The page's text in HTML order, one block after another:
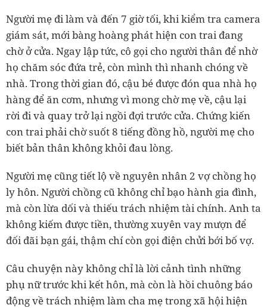
Người mẹ đi làm và đến 7 giờ tối, khi kiểm tra camera
giám sát, mới bàng hoàng phát hiện con trai đang
chờ ở cửa. Ngay lập tức, cô gọi cho người thân để nhờ
họ chăm sóc đứa trẻ, còn mình thì nhanh chóng về
nhà. Trong thời gian đó, cậu bé được đón qua nhà họ
hàng để ăn cơm, nhưng vì mong chờ mẹ về, cậu lại
rời đi và quay trở lại ngồi đợi trước cửa. Chứng kiến
con trai phải chờ suốt 8 tiếng đồng hồ, người mẹ cho
biết bản thân không khỏi đau lòng.
Người mẹ cũng tiết lộ về nguyên nhân 2 vợ chồng họ
ly hôn. Người chồng cũ không chỉ bạo hành gia đình,
mà còn lừa dối và thiếu trách nhiệm tài chính. Anh ta
không kiếm được tiền, thường xuyên vay mượn để
đối đãi bạn gái, thậm chí còn gọi điện chửi bới bố vợ.
Câu chuyện này không chỉ là lời cảnh tình những
phụ nữ trước khi kết hôn, mà còn là hồi chuông báo
động về trách nhiệm làm cha mẹ trong xã hội hiện